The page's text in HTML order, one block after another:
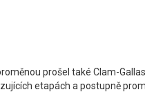
prošel také Clam-
etapách a postupně